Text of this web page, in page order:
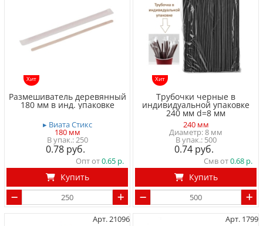
Хит
Размешиватель деревянный
180 мм в инд. упаковке
▸ Виата Стикс
180 мм
250
0.78
Опт от0.65
Купить
Хит
Трубочки черные в
индивидуальной упаковке
240 мм d=8 мм
240 мм
Диаметр: 8 мм
500
0.74
Смв от0.68
Купить
Арт. 21096 Арт. 1799